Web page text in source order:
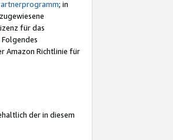
; in
für das
Amazon Richtlinie für
der in diesem